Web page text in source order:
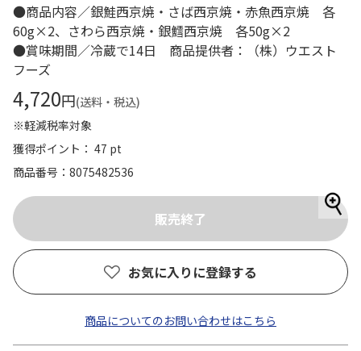
●商品内容／銀鮭西京焼・さば西京焼・赤魚西京焼 各
60g×2、さわら西京焼・銀鱈西京焼 各50g×2
●賞味期間／冷蔵で14日 商品提供者：（株）ウエスト
フーズ
4,720円(送料・税込)
※軽減税率対象
獲得ポイント： 47 pt
商品番号
8075482536
お気に入りに登録する
商品についてのお問い合わせはこちら